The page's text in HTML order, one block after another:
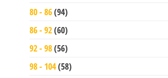
80 - 86(94)
86 - 92(60)
92 - 98(56)
98 - 104(58)